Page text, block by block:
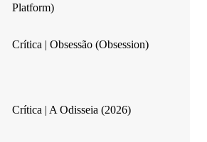
Platform)
Crítica | Obsessão (Obsession)
Crítica | A Odisseia (2026)